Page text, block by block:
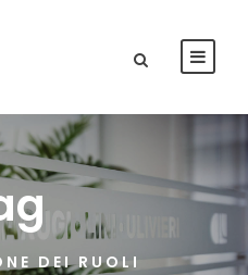
DEI RUOLI